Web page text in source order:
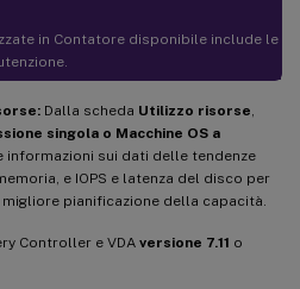
in Contatore disponibile include le
Dalla scheda Utilizzo risorse
singola o Macchine OS a
informazioni sui dati delle tendenze
e IOPS e latenza del disco per
pianificazione della capacità.
Controller e VDA versione 7.11 o